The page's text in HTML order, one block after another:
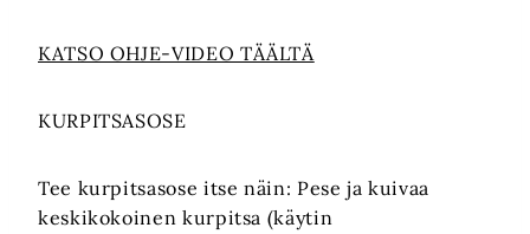
KATSO OHJE-VIDEO TÄÄLTÄ
KURPITSASOSE
Tee kurpitsasose itse näin: Pese ja kuivaa
keskikokoinen kurpitsa (käytin